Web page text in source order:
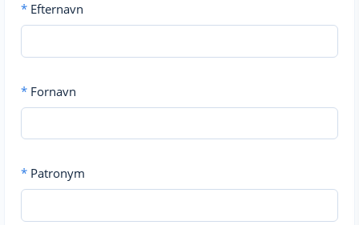
* Efternavn
* Fornavn
* Patronym